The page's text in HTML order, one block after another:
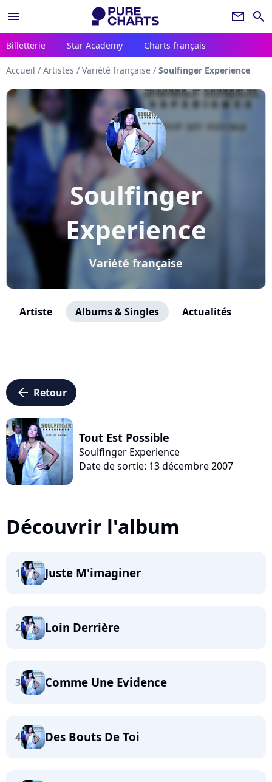
menu newsletter search
Billetterie Star Academy Charts français
Accueil / Artistes / Variété française / Soulfinger Experience
Soulfinger
Experience
Variété française
Artiste Albums & Singles Actualités
arrow_left Retour
Tout Est Possible
Soulfinger Experience
Date de sortie: 13 décembre 2007
Découvrir l'album
1 Juste M'imaginer
2 Loin Derrière
3 Comme Une Evidence
4 Des Bouts De Toi